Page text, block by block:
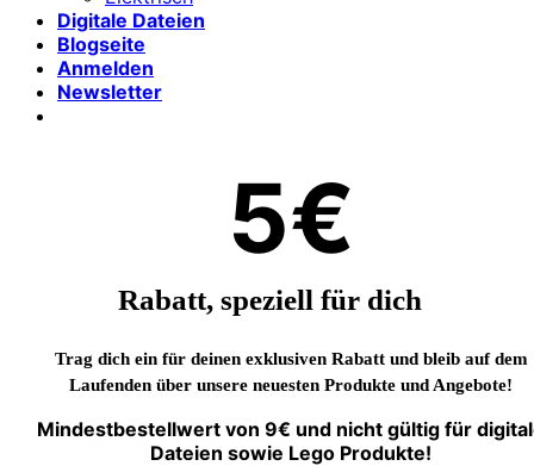
Digitale Dateien
Blogseite
Anmelden
Newsletter
5€
Rabatt, speziell für dich
Trag dich ein für deinen exklusiven Rabatt und bleib auf dem
Laufenden über unsere neuesten Produkte und Angebote!
Mindestbestellwert von 9€ und nicht gültig für
Dateien sowie Lego Produkte!